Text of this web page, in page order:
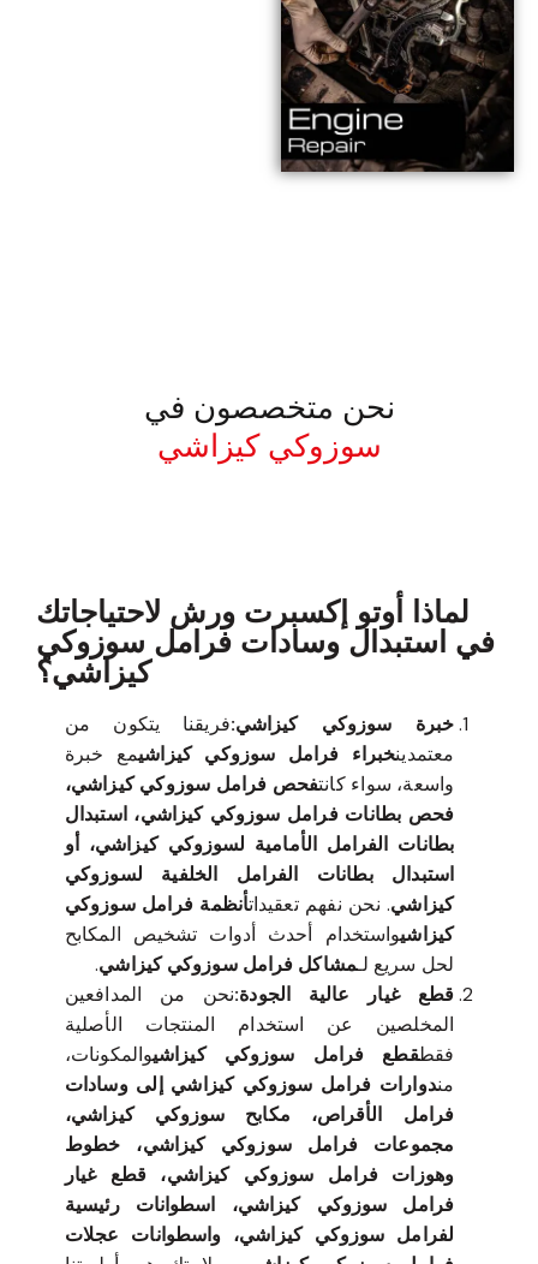
نحن متخصصون في
سوزوكي كيزاشي
لماذا أوتو إكسبرت ورش لاحتياجاتك
في استبدال وسادات فرامل سوزوكي
كيزاشي؟
خبرة سوزوكي كيزاشي:فريقنا يتكون من
معتمدينخبراء فرامل سوزوكي كيزاشيمع خبرة
واسعة، سواء كانتفحص فرامل سوزوكي كيزاشي،
فحص بطانات فرامل سوزوكي كيزاشي، استبدال
بطانات الفرامل الأمامية لسوزوكي كيزاشي، أو
استبدال بطانات الفرامل الخلفية لسوزوكي
كيزاشي. نحن نفهم تعقيداتأنظمة فرامل سوزوكي
كيزاشيواستخدام أحدث أدوات تشخيص المكابح
لحل سريع لـمشاكل فرامل سوزوكي كيزاشي.
قطع غيار عالية الجودة:نحن من المدافعين
المخلصين عن استخدام المنتجات الأصلية
فقطقطع فرامل سوزوكي كيزاشيوالمكونات،
مندوارات فرامل سوزوكي كيزاشي إلى وسادات
فرامل الأقراص، مكابح سوزوكي كيزاشي،
مجموعات فرامل سوزوكي كيزاشي، خطوط
وهوزات فرامل سوزوكي كيزاشي، قطع غيار
فرامل سوزوكي كيزاشي، اسطوانات رئيسية
لفرامل سوزوكي كيزاشي، واسطوانات عجلات